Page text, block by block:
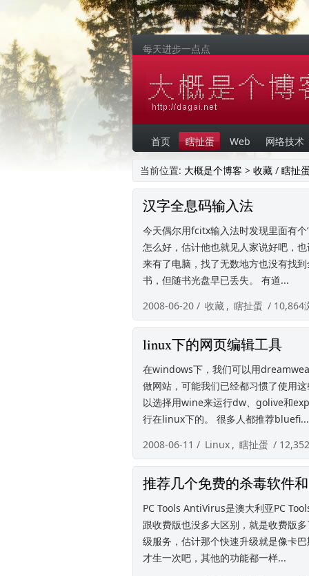
每天进步一点点
首页 瞎扯蛋 Web 网络技术
当前位置: 大概是个博客 > 收藏 / 瞎扯蛋
汉字全息码输入法
今天偶尔用fcitx输入法时发现里面有
怎么好，估计他也就见人家说好吧，
来有了电脑，找了无数地方也没有找
书，但随书光盘早已丢失。 有道...
2008-06-20 / 收藏 , 瞎扯蛋 / 10,864
linux下的网页编辑工具
在windows下，我们可以用
做网站，可能我们已经都习惯了使用
以选择用wine来运行dw、golive和
行在linux下的。 很多人都推荐bluefi...
2008-06-11 / Linux , 瞎扯蛋 /
推荐几个免费的杀毒软件
PC Tools AntiVirus是澳大利亚PC
跟收费版也没多大区别，就是收费版
级服务，估计那个快速升级就是像卡
才生一次吧，其他的功能都一样...